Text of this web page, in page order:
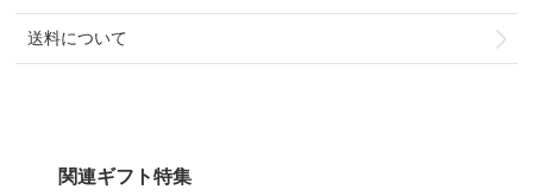
送料について
関連ギフト特集